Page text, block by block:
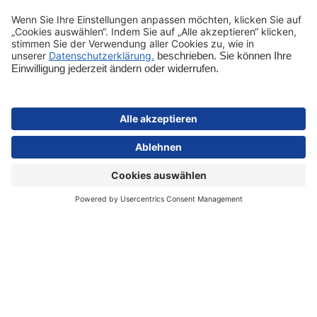
Shop-Service
Sicher bezahlen